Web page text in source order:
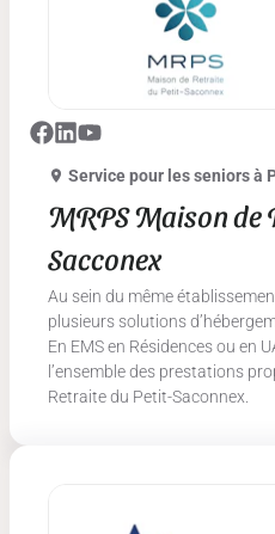
Service pour les seniorsà
MRPS Maison de
Sacconex
Au sein du même
plusieurs solutions
En EMS en Résidences ou en
l’ensemble des prestations
Retraite du Petit-Saconnex.